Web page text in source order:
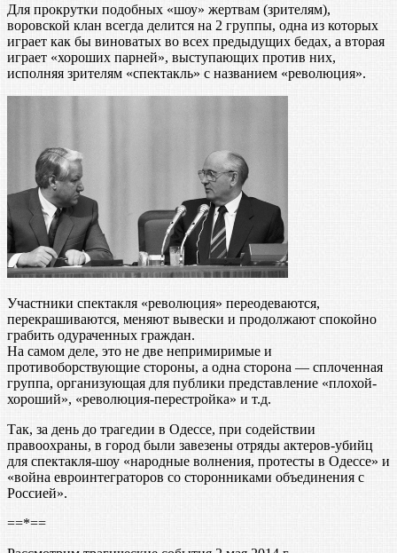
Для прокрутки подобных «шоу» жертвам (зрителям),
воровской клан всегда делится на 2 группы, одна из которых
играет как бы виноватых во всех предыдущих бедах, а вторая
играет «хороших парней», выступающих против них,
исполняя зрителям «спектакль» с названием «революция».
Участники спектакля «революция» переодеваются,
перекрашиваются, меняют вывески и продолжают спокойно
грабить одураченных граждан.
На самом деле, это не две непримиримые и
противоборствующие стороны, а одна сторона — сплоченная
группа, организующая для публики представление «плохой-
хороший», «революция-перестройка» и т.д.
Так, за день до трагедии в Одессе, при содействии
правоохраны, в город были завезены отряды актеров-убийц
для спектакля-шоу «народные волнения, протесты в Одессе» и
«война евроинтеграторов со сторонниками объединения с
Россией».
==*==